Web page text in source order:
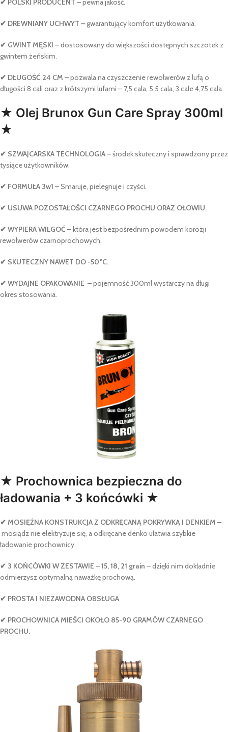
✔ POLSKI PRODUCENT –pewna jakość.
✔ DREWNIANY UCHWYT –gwarantujący komfort użytkowania.
✔ GWINT MĘSKI –dostosowany do większości dostępnych szczotek z
gwintem żeńskim.
✔ DŁUGOŚĆ 24 CM –pozwala na czyszczenie rewolwerów z lufą o
długości 8 cali oraz z krótszymi lufami – 7,5 cala, 5,5 cala, 3 cale 4,75 cala.
★ Olej Brunox Gun Care Spray 300ml
★
✔ SZWAJCARSKA TECHNOLOGIA –środek skuteczny i sprawdzony przez
tysiące użytkowników.
✔ FORMUŁA 3w1 –Smaruje, pielegnuje i czyści.
✔ USUWA POZOSTAŁOŚCI CZARNEGO PROCHU ORAZ OŁOWIU.
✔ WYPIERA WILGOĆ –która jest bezpośrednim powodem korozji
rewolwerów czarnoprochowych.
✔ SKUTECZNY NAWET DO -50°C.
✔ WYDAJNE OPAKOWANIE – pojemność 300ml wystarczy na długi
okres stosowania.
★ Prochownica bezpieczna do
ładowania + 3 końcówki ★
✔ MOSIĘŻNA KONSTRUKCJA Z ODKRĘCANĄ POKRYWKĄ I DENKIEM –
mosiądz nie elektryzuje się, a odkręcane denko ułatwia szybkie
ładowanie prochownicy.
✔ 3 KOŃCÓWKI W ZESTAWIE –15, 18, 21 grain – dzięki nim dokładnie
odmierzysz optymalną naważkę prochową.
✔ PROSTA I NIEZAWODNA OBSŁUGA
✔ PROCHOWNICA MIEŚCI OKOŁO 85-90 GRAMÓW CZARNEGO
PROCHU.